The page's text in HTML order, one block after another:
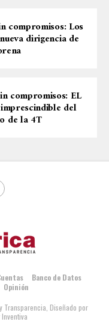
compromisos: Los
dirigencia de
compromisos: EL
del
de la 4T
Banco de Datos
Opinión
Diseñado por